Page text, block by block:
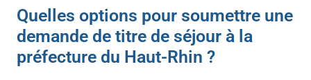
Quelles options pour soumettre une
demande de titre de séjour à la
préfecture du Haut-Rhin ?